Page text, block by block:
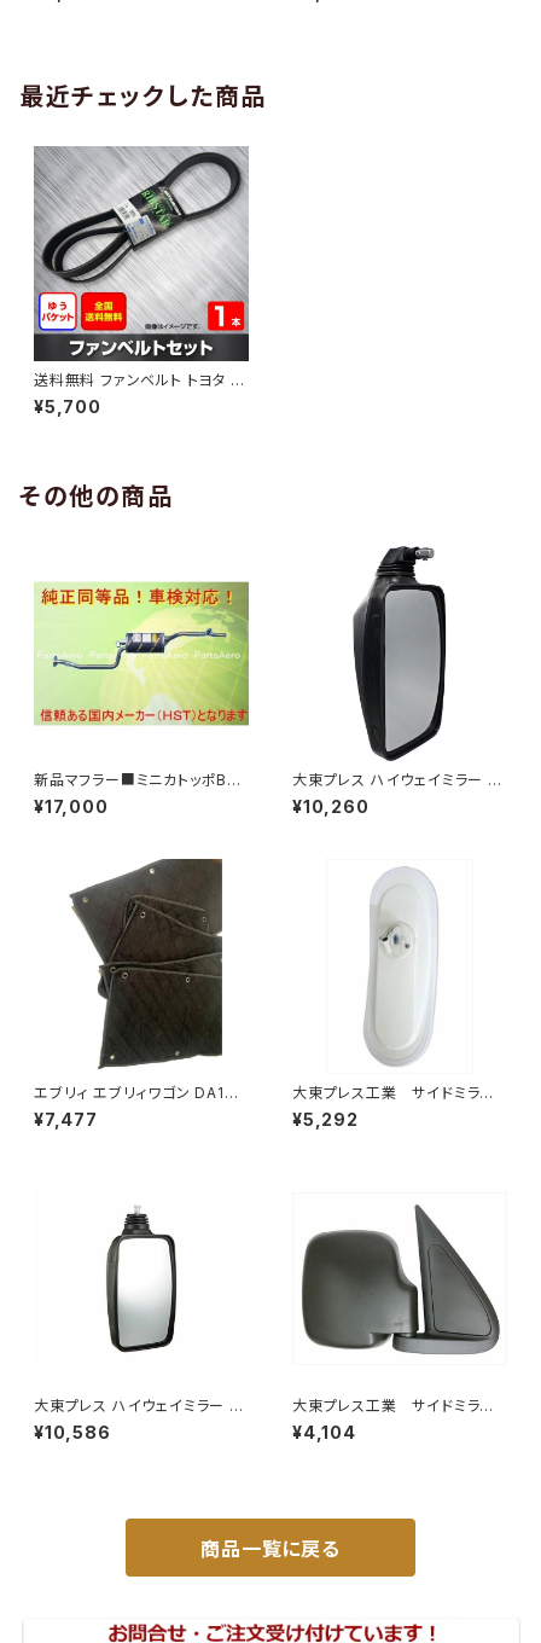
最近チェックした商品
送料無料 ファンベルト トヨタ セ
ルシオ 型式UCF30 H16.02～
（国内トップメーカー） 1本 HAB
¥5,700
その他の商品
新品マフラー■ミニカトッポBJ
H42A H42V H47A H47V純
正同等/車検対応 065-75
¥17,000
大東プレス ハイウェイミラー R1
¥10,260
エブリィ エブリィワゴン DA17V
DA17W サンシェード エブリー
マルチサンシェード 車種専用 8
¥7,477
大東プレス工業 サイドミラー/
バックミラーH400 小判 DI-
8 DI-8
¥5,292
大東プレス ハイウェイミラー 10
00R DI-6121AXY
¥10,586
大東プレス工業 サイドミラー/
バックミラダイハツ ハイゼッ
ト 右 99年～ DI-646
¥4,104
商品一覧に戻る